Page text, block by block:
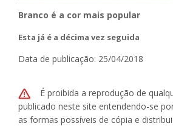
Branco é a cor mais popular
Esta já é a décima vez seguida
Data de publicação: 25/04/2018
É proibida a reprodução de
publicado neste site entendendo-se
as formas possíveis de cópia e